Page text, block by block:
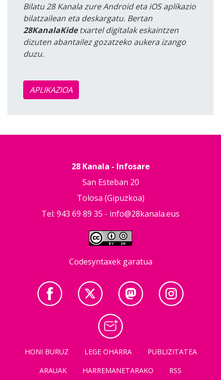
Bilatu 28 Kanala zure Android eta iOS aplikazio
bilatzailean eta deskargatu. Bertan
28KanalaKidetxartel digitalak eskaintzen
dizuten abantailez gozatzeko aukera izango
duzu.
APLIKAZIOA
28 Kanala - Infosare
San Esteban 20
Tolosa (Gipuzkoa)
Tel: 943 69 89 35 - info@28kanala.eus
Codesyntaxek garatua
HONI BURUZ LEGE OHARRA
PUBLIZITATEA
ARAUAK
HARREMANETARAKO RSS